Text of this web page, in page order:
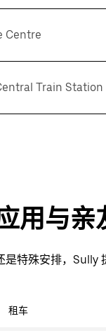
Centre
Train
用与
特殊安排，Sully
租车